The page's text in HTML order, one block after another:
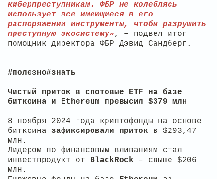
киберпреступникам. ФБР не колеблясь
использует все имеющиеся в его
распоряжении инструменты, чтобы разрушить
преступную экосистему», – подвел итог
помощник директора ФБР Дэвид Сандберг.
#полезно#знать
Чистый приток в спотовые ETF на базе
биткоина и Ethereum превысил $379 млн
8 ноября 2024 года криптофонды на основе
биткоина зафиксировали приток в $293,47
млн.
Лидером по финансовым вливаниям стал
инвестпродукт от BlackRock – свыше $206
млн.